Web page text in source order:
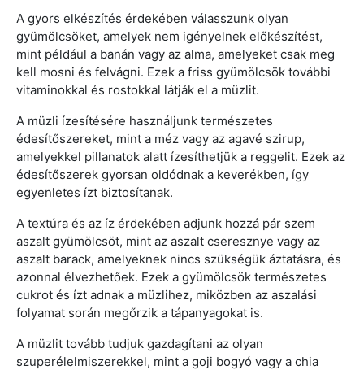
A gyors elkészítés érdekében válasszunk olyan
gyümölcsöket, amelyek nem igényelnek előkészítést,
mint például a banán vagy az alma, amelyeket csak meg
kell mosni és felvágni. Ezek a friss gyümölcsök további
vitaminokkal és rostokkal látják el a müzlit.
A müzli ízesítésére használjunk természetes
édesítőszereket, mint a méz vagy az agavé szirup,
amelyekkel pillanatok alatt ízesíthetjük a reggelit. Ezek az
édesítőszerek gyorsan oldódnak a keverékben, így
egyenletes ízt biztosítanak.
A textúra és az íz érdekében adjunk hozzá pár szem
aszalt gyümölcsöt, mint az aszalt cseresznye vagy az
aszalt barack, amelyeknek nincs szükségük áztatásra, és
azonnal élvezhetőek. Ezek a gyümölcsök természetes
cukrot és ízt adnak a müzlihez, miközben az aszalási
folyamat során megőrzik a tápanyagokat is.
A müzlit tovább tudjuk gazdagítani az olyan
szuperélelmiszerekkel, mint a goji bogyó vagy a chia